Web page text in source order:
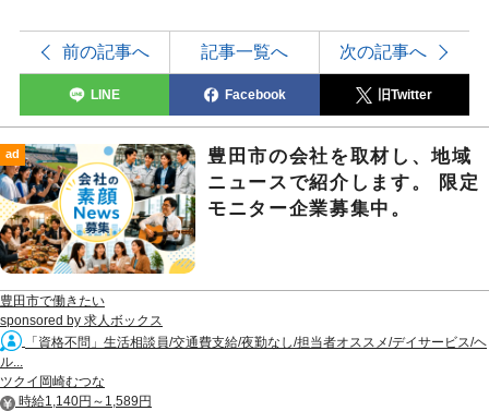
前の記事へ 記事一覧へ 次の記事へ
LINE Facebook 旧Twitter
ad
豊田市の会社を取材し、地域
ニュースで紹介します。 限定
モニター企業募集中。
豊田市で働きたい
sponsored by 求人ボックス
「資格不問」生活相談員/交通費支給/夜勤なし/担当者オススメ/デイサービス/ヘ
ル...
ツクイ岡崎むつな
時給1,140円～1,589円